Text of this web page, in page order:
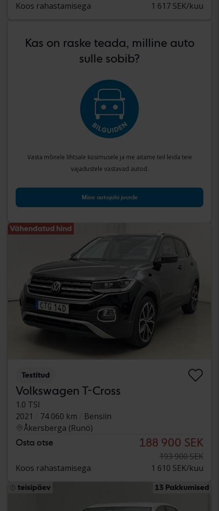
Koos rahastamisega 1 617 SEK/kuu
Kas on raske teada, milline auto
sulle sobib?
Vasta mõnele lihtsale küsimusele ja me aitame teil leida teie
vajadustele vastavad autod.
Mine autojuhi juurde
Vähendatud hind
Testitud
Volkswagen T-Cross
1.0 TSI
2021
74 060 km
Bensiin
Åkersberga (Runö)
Osta otse 188 900 SEK
193 900 SEK
Koos rahastamisega
1 610 SEK/kuu
teisipäev 13 Pakkumised